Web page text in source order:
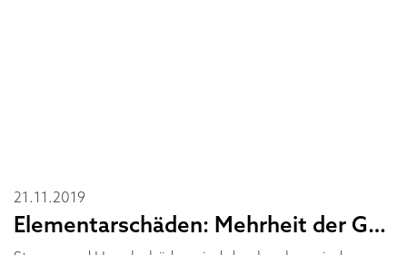
21.11.2019
Elementarschäden: Mehrheit der Gebäude nicht richtig versichert